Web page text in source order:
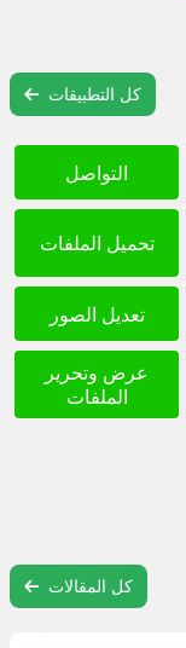
كل التطبيقات
التواصل
تحميل الملفات
تعديل الصور
عرض وتحرير
الملفات
كل المقالات